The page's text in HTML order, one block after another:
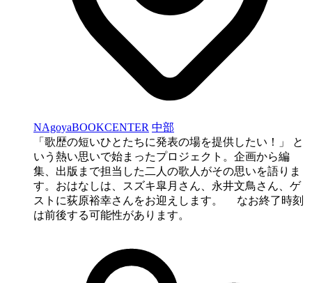
NAgoyaBOOKCENTER 中部
「歌歴の短いひとたちに発表の場を提供したい！」 と
いう熱い思いで始まったプロジェクト。企画から編
集、出版まで担当した二人の歌人がその思いを語りま
す。おはなしは、スズキ皐月さん、永井文鳥さん、ゲ
ストに荻原裕幸さんをお迎えします。 なお終了時刻
は前後する可能性があります。